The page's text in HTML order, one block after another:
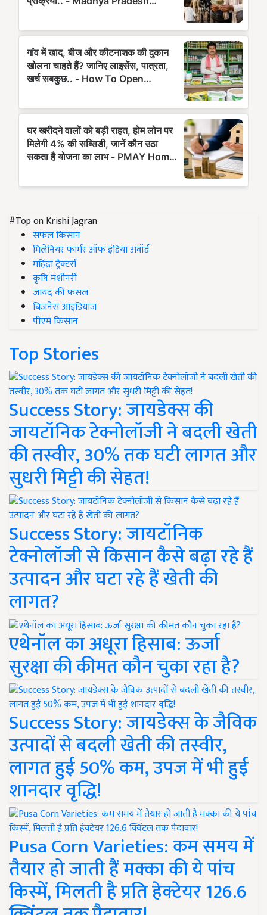
#Top on Krishi Jagran
सफल किसान
मिलेनियर फार्मर ऑफ इंडिया अवॉर्ड
महिंद्रा ट्रैक्टर्स
कृषि मशीनरी
जायद की फसल
बिज़नेस आइडियाज
पीएम किसान
Top Stories
Success Story: जायडेक्स की
जायटॉनिक टेक्नोलॉजी ने बदली खेती
की तस्वीर, 30% तक घटी लागत और
सुधरी मिट्टी की सेहत!
Success Story: जायटॉनिक
टेक्नोलॉजी से किसान कैसे बढ़ा रहे हैं
उत्पादन और घटा रहे हैं खेती की
लागत?
एथेनॉल का अधूरा हिसाब: ऊर्जा
सुरक्षा की कीमत कौन चुका रहा है?
Success Story: जायडेक्स के जैविक
उत्पादों से बदली खेती की तस्वीर,
लागत हुई 50% कम, उपज में भी हुई
शानदार वृद्धि!
Pusa Corn Varieties: कम समय में
तैयार हो जाती हैं मक्का की ये पांच
किस्में, मिलती है प्रति हेक्टेयर 126.6